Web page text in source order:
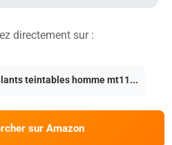
directement sur :
teintables homme mt11...
sur Amazon